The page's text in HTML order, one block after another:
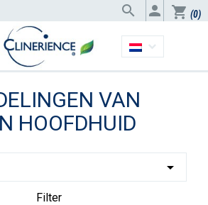
shopping_cart (0)


VAN
HOOFDHUID

Filter